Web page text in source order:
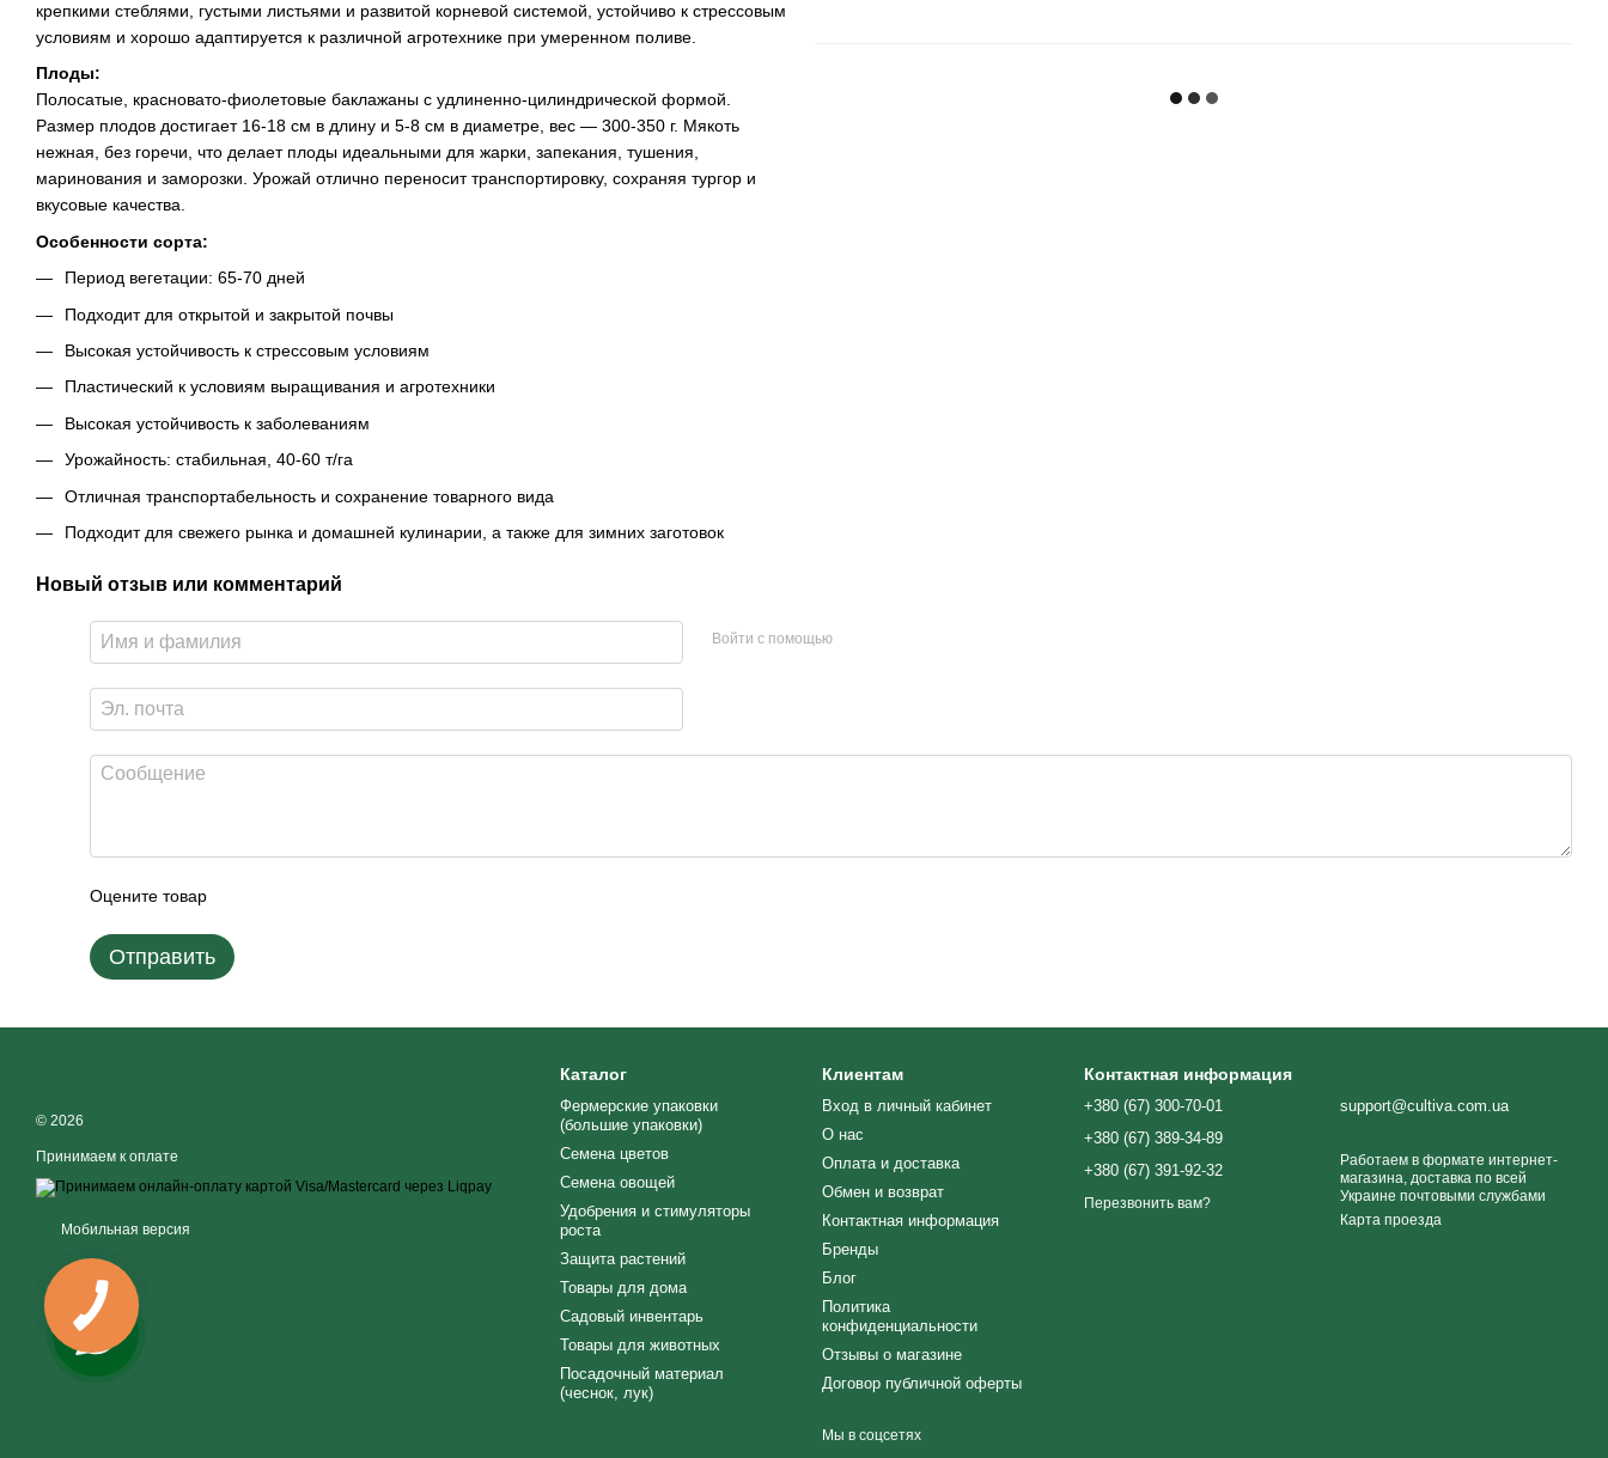
крепкими стеблями, густыми листьями и развитой корневой системой, устойчиво к стрессовым
условиям и хорошо адаптируется к различной агротехнике при умеренном поливе.
Плоды:
Полосатые, красновато-фиолетовые баклажаны с удлиненно-цилиндрической формой.
Размер плодов достигает 16-18 см в длину и 5-8 см в диаметре, вес — 300-350 г. Мякоть
нежная, без горечи, что делает плоды идеальными для жарки, запекания, тушения,
маринования и заморозки. Урожай отлично переносит транспортировку, сохраняя тургор и
вкусовые качества.
Особенности сорта:
Период вегетации: 65-70 дней
Подходит для открытой и закрытой почвы
Высокая устойчивость к стрессовым условиям
Пластический к условиям выращивания и агротехники
Высокая устойчивость к заболеваниям
Урожайность: стабильная, 40-60 т/га
Отличная транспортабельность и сохранение товарного вида
Подходит для свежего рынка и домашней кулинарии, а также для зимних заготовок
Новый отзыв или комментарий
Войти с помощью
Оцените товар
Отправить
© 2026
Принимаем к оплате
Мобильная версия
Каталог
Фермерские упаковки
(большие упаковки)
Семена цветов
Семена овощей
Удобрения и стимуляторы
роста
Защита растений
Товары для дома
Cадовый инвентарь
Товары для животных
Посадочный материал
(чеснок, лук)
Клиентам
Вход в личный кабинет
О нас
Оплата и доставка
Обмен и возврат
Контактная информация
Бренды
Блог
Политика
конфиденциальности
Отзывы о магазине
Договор публичной оферты
Мы в соцсетях
Контактная информация
+380 (67) 300-70-01
+380 (67) 389-34-89
+380 (67) 391-92-32
Перезвонить вам?
support@cultiva.com.ua
Работаем в формате интернет-
магазина, доставка по всей
Украине почтовыми службами
Карта проезда